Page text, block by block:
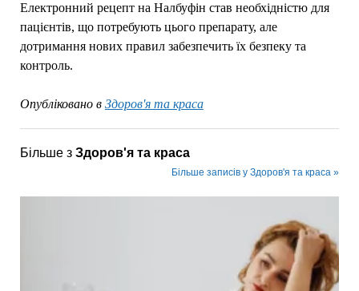
Електронний рецепт на Налбуфін став необхідністю для
пацієнтів, що потребують цього препарату, але
дотримання нових правил забезпечить їх безпеку та
контроль.
Опубліковано в Здоров'я та краса
Більше з Здоров'я та краса
Більше записів у Здоров'я та краса »